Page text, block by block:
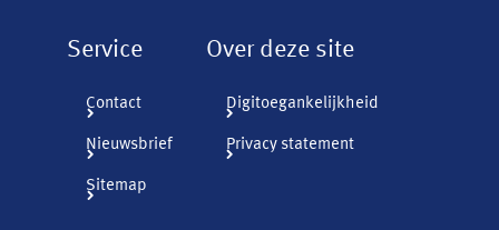
Service
Contact
Nieuwsbrief
Sitemap
Over deze site
Digitoegankelijkheid
Privacy statement